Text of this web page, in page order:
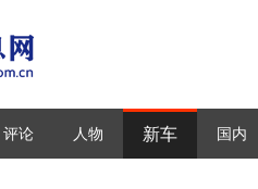
评论 人物 新车 国内